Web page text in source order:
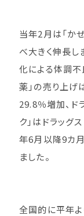
当年2月は「か
べ大きく伸長
化による体調不
薬」の売り上げ
29.8％増加、ド
ク」はドラッグ
年6月以降9カ
ました。
全国的に平年よ